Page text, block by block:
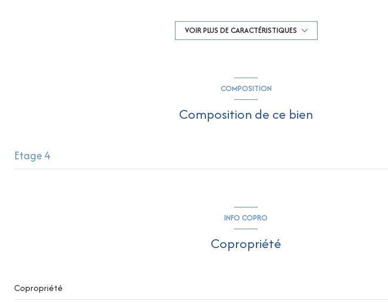
exposition Sud
ascenseur
visiophone
VOIR PLUS DE CARACTÉRISTIQUES
COMPOSITION
Composition de ce bien
Etage 4
chambre
INFO COPRO
Copropriété
Copropriété